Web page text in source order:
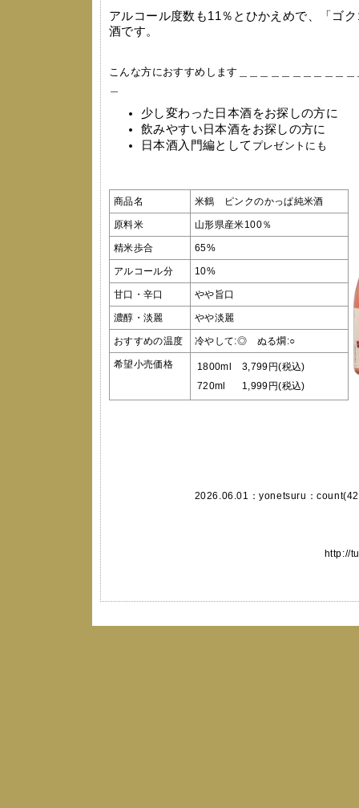
アルコール度数も11％とひかえめで、「ゴ
酒です。
こんな方におすすめします＿＿＿＿＿＿＿＿＿＿
少し変わった日本酒をお探しの方に
飲みやすい日本酒をお探しの方に
日本酒入門編として プレゼントにも
商品名 米鶴 ピンクのかっぱ純米酒
原料米 山形県産米100％
精米歩合 65%
アルコール分 10%
甘口・辛口 やや旨口
濃醇・淡麗 やや淡麗
おすすめの温度 冷やして:◎ ぬる燗:○
希望小売価格 1800ml
3,799円(税込)
720ml
1,999円(税込)
2026.06.01：yonetsuru ：
http://